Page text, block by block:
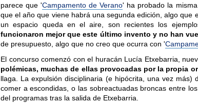
parece que 'Campamento de Verano' ha probado la
que el año que viene habrá una segunda edición, algo que
un espacio queda en el aire, son recientes los
funcionaron mejor que este último invento y no han
de presupuesto, algo que no creo que ocurra con '
El concurso comenzó con el huracán Lucía Etxebarria,
polémicas, muchas de ellas provocadas por la propia
llaga. La expulsión disciplinaria (e hipócrita, una vez
comer a escondidas, o las sobreactuadas broncas entre
del programas tras la salida de Etxebarria.